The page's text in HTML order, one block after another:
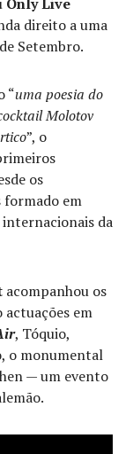
direito a uma
Setembro.
“uma poesia do
Molotov
”, o
os
em
internacionais da
acompanhou os
em
, Tóquio,
o monumental
— um evento